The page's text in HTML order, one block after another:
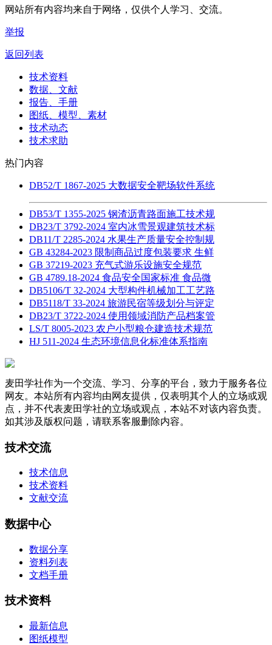
网站所有内容均来自于网络，仅供个人学习、交流。
举报
返回列表
技术资料
数据、文献
报告、手册
图纸、模型、素材
技术动态
技术求助
热门内容
DB52/T 1867-2025 大数据安全靶场软件系统
DB53/T 1355-2025 钢渣沥青路面施工技术规
DB23/T 3792-2024 室内冰雪景观建筑技术标
DB11/T 2285-2024 水果生产质量安全控制规
GB 43284-2023 限制商品过度包装要求 生鲜
GB 37219-2023 充气式游乐设施安全规范
GB 4789.18-2024 食品安全国家标准 食品微
DB5106/T 32-2024 大型构件机械加工工艺路
DB5118/T 33-2024 旅游民宿等级划分与评定
DB23/T 3722-2024 使用领域消防产品档案管
LS/T 8005-2023 农户小型粮仓建造技术规范
HJ 511-2024 生态环境信息化标准体系指南
麦田学社作为一个交流、学习、分享的平台，致力于服务各位
网友。本站所有内容均由网友提供，仅表明其个人的立场或观
点，并不代表麦田学社的立场或观点，本站不对该内容负责。
如其涉及版权问题，请联系客服删除内容。
技术交流
技术信息
技术资料
文献交流
数据中心
数据分享
资料列表
文档手册
技术资料
最新信息
图纸模型